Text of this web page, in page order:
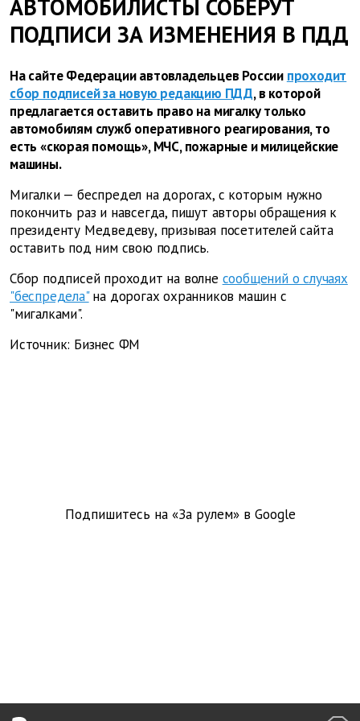
АВТОМОБИЛИСТЫ СОБЕРУТ
ПОДПИСИ ЗА ИЗМЕНЕНИЯ В ПДД
На сайте Федерации автовладельцев России проходит
сбор подписей за новую редакцию ПДД, в которой
предлагается оставить право на мигалку только
автомобилям служб оперативного реагирования, то
есть «скорая помощь», МЧС, пожарные и милицейские
машины.
Мигалки — беспредел на дорогах, с которым нужно
покончить раз и навсегда, пишут авторы обращения к
президенту Медведеву, призывая посетителей сайта
оставить под ним свою подпись.
Сбор подписей проходит на волне сообщений о случаях
"беспредела"на дорогах охранников машин с
"мигалками".
Источник: Бизнес ФМ
Подпишитесь на «За рулем» в Google